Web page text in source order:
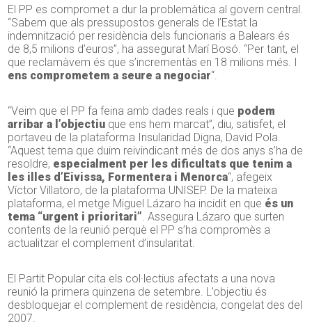
El PP es compromet a dur la problemàtica al govern central.
“Sabem que als pressupostos generals de l’Estat la
indemnització per residència dels funcionaris a Balears és
de 8,5 milions d’euros”, ha assegurat Marí Bosó. “Per tant, el
que reclamàvem és que s’incrementàs en 18 milions més. I
ens comprometem a seure a negociar“.
“Veim que el PP fa feina amb dades reals i que podem
arribar a l’objectiu que ens hem marcat”, diu, satisfet, el
portaveu de la plataforma Insularidad Digna, David Pola.
“Aquest tema que duim reivindicant més de dos anys s’ha de
resoldre, especialment per les dificultats que tenim a
les illes d’Eivissa, Formentera i Menorca“, afegeix
Víctor Villatoro, de la plataforma UNISEP. De la mateixa
plataforma, el metge Miguel Lázaro ha incidit en que és un
tema “urgent i prioritari”. Assegura Lázaro que surten
contents de la reunió perquè el PP s’ha compromès a
actualitzar el complement d’insularitat.
El Partit Popular cita els col·lectius afectats a una nova
reunió la primera quinzena de setembre. L’objectiu és
desbloquejar el complement de residència, congelat des del
2007.